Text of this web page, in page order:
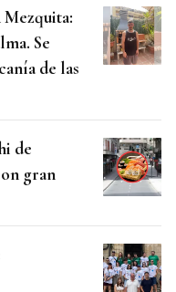
Se
de las
de
gran